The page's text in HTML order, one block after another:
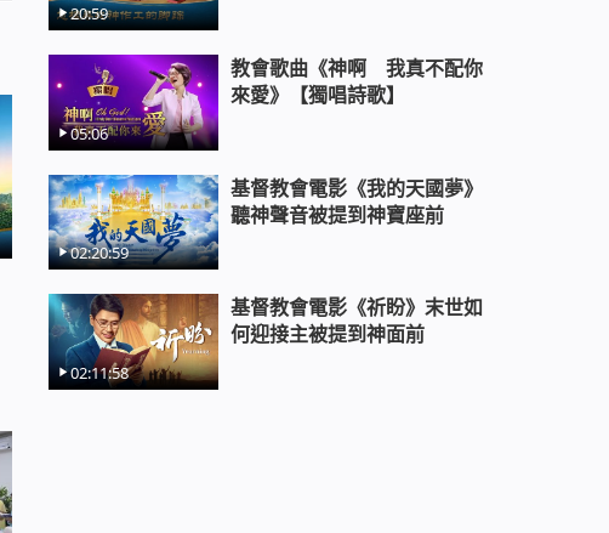
20:59
05:06
教會歌曲《神啊 我真不配你
來愛》【獨唱詩歌】
02:20:59
基督教會電影《我的天國夢》
聽神聲音被提到神寶座前
02:11:58
基督教會電影《祈盼》末世如
何迎接主被提到神面前